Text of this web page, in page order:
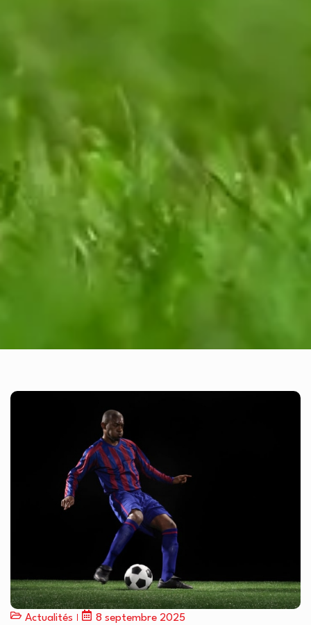
Actualités 8 septembre 2025